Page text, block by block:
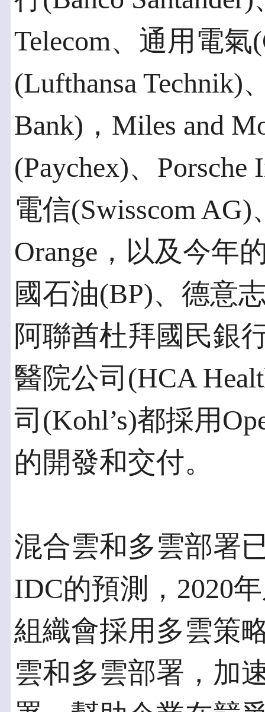
Telecom、通用電
(Lufthansa Technik)
Bank)，Miles and
(Paychex)、
電信(Swisscom
Orange，以及今年
國石油(BP)、德意
阿聯酋杜拜國民銀
醫院公司(HCA
司(Kohl’s)都採用
的開發和交付。
混合雲和多雲部署
IDC的預測，2020
組織會採用多雲策
雲和多雲部署，加